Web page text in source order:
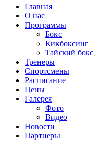
Главная
О нас
Программы
Бокс
Кикбоксинг
Тайский бокс
Тренеры
Спортсмены
Расписание
Цены
Галерея
Фото
Видео
Новости
Партнеры